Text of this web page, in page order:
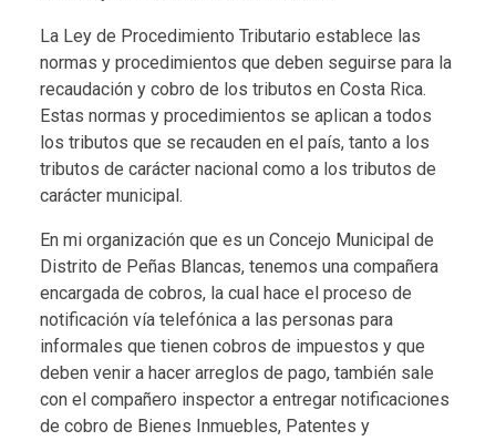
La Ley de Procedimiento Tributario establece las
normas y procedimientos que deben seguirse para la
recaudación y cobro de los tributos en Costa Rica.
Estas normas y procedimientos se aplican a todos
los tributos que se recauden en el país, tanto a los
tributos de carácter nacional como a los tributos de
carácter municipal.
En mi organización que es un Concejo Municipal de
Distrito de Peñas Blancas, tenemos una compañera
encargada de cobros, la cual hace el proceso de
notificación vía telefónica a las personas para
informales que tienen cobros de impuestos y que
deben venir a hacer arreglos de pago, también sale
con el compañero inspector a entregar notificaciones
de cobro de Bienes Inmuebles, Patentes y